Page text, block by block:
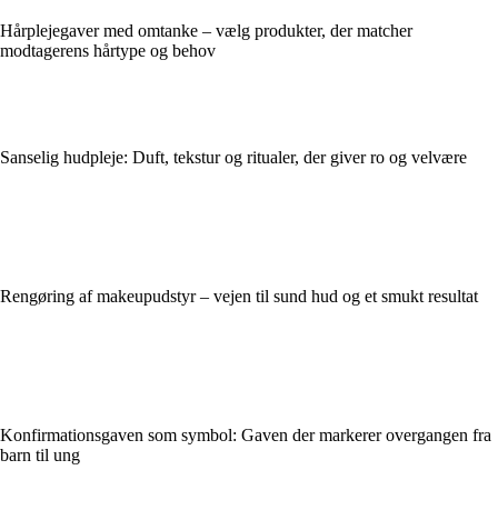
Hårplejegaver med omtanke – vælg produkter, der matcher
modtagerens hårtype og behov
Sanselig hudpleje: Duft, tekstur og ritualer, der giver ro og velvære
Rengøring af makeupudstyr – vejen til sund hud og et smukt resultat
Konfirmationsgaven som symbol: Gaven der markerer overgangen fra
barn til ung